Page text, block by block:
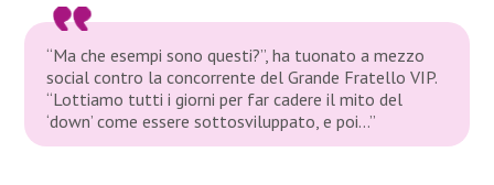
“Ma che esempi sono questi?”, ha tuonato a mezzo
social contro la concorrente delGrande Fratello VIP.
“Lottiamo tutti i giorni per far cadere il mito del
‘down’ come essere sottosviluppato, e poi…”